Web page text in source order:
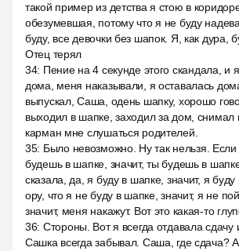
такой пример из детства я стою в
обезумевшая, потому что я не буду
буду, все девочки без шапок. Я, как дура,
Отец терял
34: Пение на 4 секунде этого скандала, и
дома, меня наказывали, я оставалась
выпускал, Саша, одень шапку, хорошо
выходил в шапке, заходил за дом, снимал
карман мне слушаться родителей.
35: Было невозможно. Ну так нельзя. Если
будешь в шапке, значит, ты будешь в
сказала, да, я буду в шапке, значит, я
ору, что я не буду в шапке, значит, я не
значит, меня накажут. Вот это какая-то
36: Стороны. Вот я всегда отдавала сдачу
Сашка всегда забывал. Саша, где сдача?